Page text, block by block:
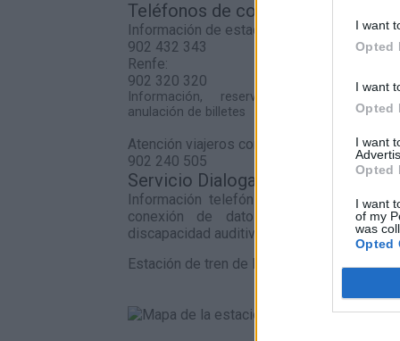
I want
Opted
I want
Opted
I want
Opted
I want
of my
was
Opted
Teléfonos de contacto
Información de estaciones
902 432 343
Renfe:
902 320 320
Información, reserva, venta, cambio y
anulación de billetes
Atención viajeros con discapacidad
902 240 505
Servicio Dialoga:
Información telefónica de Adif a través
conexión de datos para personas
discapacidad auditiva.
Estación de tren de Barcelona sants en el